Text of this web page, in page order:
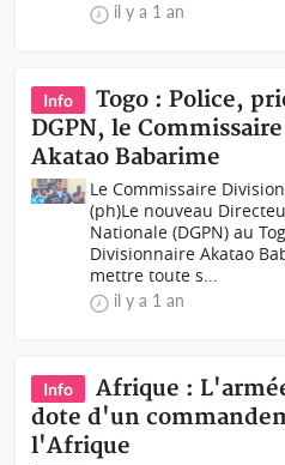
il y a 1 an
Info
Togo : Police,
DGPN, le
Akatao Babarime
Le Commissaire
(ph)Le nouveau
Nationale (DGPN) au
Divisionnaire Akatao
mettre toute s...
il y a 1 an
Info
Afrique :
dote d'un
l'Afrique